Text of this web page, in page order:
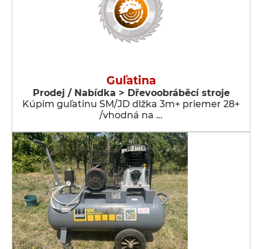
Guľatina
Prodej / Nabídka > Dřevoobráběcí stroje
Kúpim guľatinu SM/JD dlžka 3m+ priemer 28+
/vhodná na …